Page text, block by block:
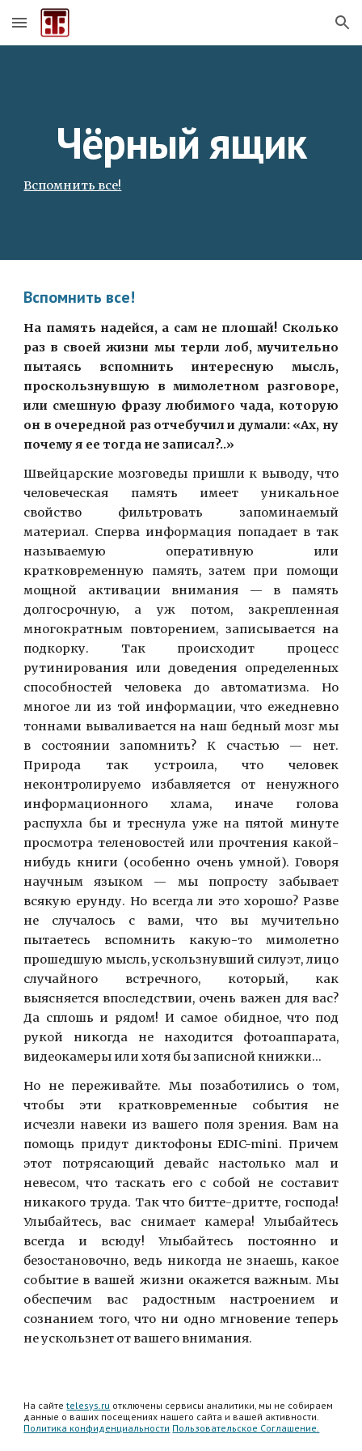
Skip to main content Skip to navigation
Чёрный ящик
Вспомнить все!
Вспомнить все!
На память надейся, а сам не плошай! Сколько
раз в своей жизни мы терли лоб, мучительно
пытаясь вспомнить интересную мысль,
проскользнувшую в мимолетном разговоре,
или смешную фразу любимого чада, которую
он в очередной раз отчебучил и думали: «Ах, ну
почему я ее тогда не записал?..»
Швейцарские мозговеды пришли к выводу, что
человеческая память имеет уникальное
свойство фильтровать запоминаемый
материал. Сперва информация попадает в так
называемую оперативную или
кратковременную память, затем при помощи
мощной активации внимания — в память
долгосрочную, а уж потом, закрепленная
многократным повторением, записывается на
подкорку. Так происходит процесс
рутинирования или доведения определенных
способностей человека до автоматизма. Но
многое ли из той информации, что ежедневно
тоннами вываливается на наш бедный мозг мы
в состоянии запомнить? К счастью — нет.
Природа так устроила, что человек
неконтролируемо избавляется от ненужного
информационного хлама, иначе голова
распухла бы и треснула уже на пятой минуте
просмотра теленовостей или прочтения какой-
нибудь книги (особенно очень умной). Говоря
научным языком — мы попросту забывает
всякую ерунду. Но всегда ли это хорошо? Разве
не случалось с вами, что вы мучительно
пытаетесь вспомнить какую-то мимолетно
прошедшую мысль, ускользнувший силуэт, лицо
случайного встречного, который, как
выясняется впоследствии, очень важен для вас?
Да сплошь и рядом! И самое обидное, что под
рукой никогда не находится фотоаппарата,
видеокамеры или хотя бы записной книжки…
Но не переживайте. Мы позаботились о том,
чтобы эти кратковременные события не
исчезли навеки из вашего поля зрения. Вам на
помощь придут диктофоны EDIC-mini. Причем
этот потрясающий девайс настолько мал и
невесом, что таскать его с собой не составит
никакого труда. Так что битте-дритте, господа!
Улыбайтесь, вас снимает камера! Улыбайтесь
всегда и всюду! Улыбайтесь постоянно и
безостановочно, ведь никогда не знаешь, какое
событие в вашей жизни окажется важным. Мы
обеспечим вас радостным настроением и
сознанием того, что ни одно мгновение теперь
не ускользнет от вашего внимания.
На сайтеtelesys.ru отключены сервисы аналитики, мы не собираем
данные о ваших посещениях нашего сайта и вашей активности.
Политика конфиденциальности Пользовательское Соглашение.